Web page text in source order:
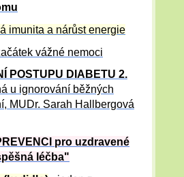
imunita a nárůst energie
vážné nemoci
POSTUPU DIABETU 2.
u ignorování běžných
MUDr. Sarah Hallbergová
pro uzdravené
léčba"